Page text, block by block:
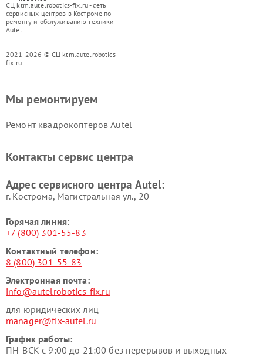
СЦ ktm.autelrobotics-fix.ru - сеть
сервисных центров в Костроме по
ремонту и обслуживанию техники
Autel
2021-2026 © СЦ ktm.autelrobotics-
fix.ru
Мы ремонтируем
Ремонт квадрокоптеров Autel
Контакты сервис центра
Адрес сервисного центра Autel:
г. Кострома, Магистральная ул., 20
Горячая линия:
+7 (800) 301-55-83
Контактный телефон:
8 (800) 301-55-83
Электронная почта:
info@autelrobotics-fix.ru
для юридических лиц
manager@fix-autel.ru
График работы:
ПН-ВСК с 9:00 до 21:00 без перерывов и выходных